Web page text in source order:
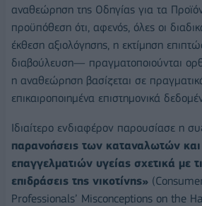
αναθεώρηση της Οδηγίας για τα
προϋπόθεση ότι, αφενός, όλες οι
έκθεση αξιολόγησης, η εκτίμηση
διαβούλευση— πραγματοποιούνται
η αναθεώρηση βασίζεται σε
επικαιροποιημένα επιστημονικά
Ιδιαίτερο ενδιαφέρον παρουσίασε η
παρανοήσεις των καταναλωτών
επαγγελματιών υγείας σχετικά με
επιδράσεις της νικοτίνης»
Professionals’ Misconceptions on the